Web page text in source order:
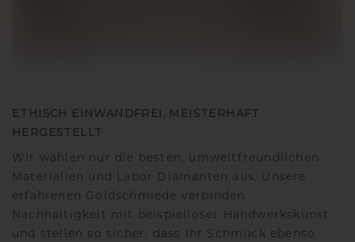
ETHISCH EINWANDFREI, MEISTERHAFT
HERGESTELLT
Wir wählen nur die besten, umweltfreundlichen
Materialien und Labor Diamanten aus. Unsere
erfahrenen Goldschmiede verbinden
Nachhaltigkeit mit beispielloser Handwerkskunst
und stellen so sicher, dass Ihr Schmuck ebenso